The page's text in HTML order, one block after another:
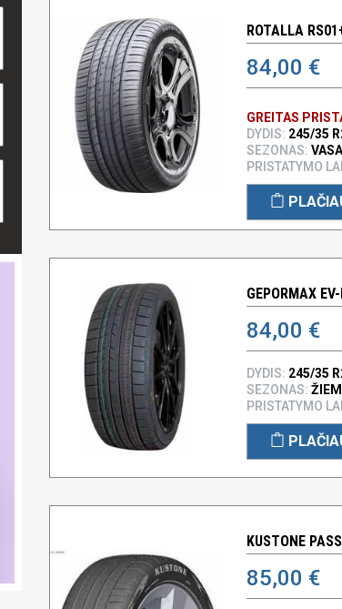
ROTALLA
84,00 €
GREITAS
DYDIS: 245/35
SEZONAS:
PRISTATYMO
GEPORMAX
84,00 €
DYDIS: 245/35
SEZONAS:
PRISTATYMO
KUSTONE
85,00 €